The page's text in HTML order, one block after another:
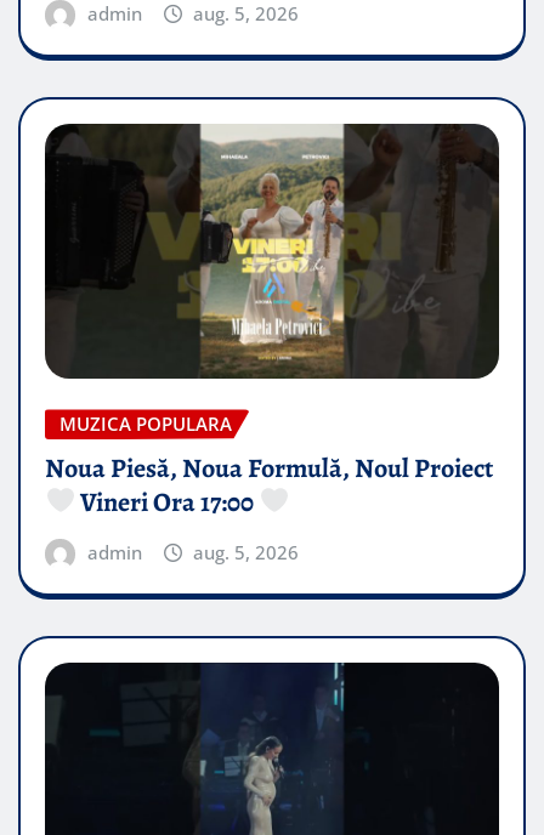
admin aug. 5, 2026
MUZICA POPULARA
Noua Piesă, Noua Formulă, Noul Proiect
Vineri Ora 17:00
admin aug. 5, 2026